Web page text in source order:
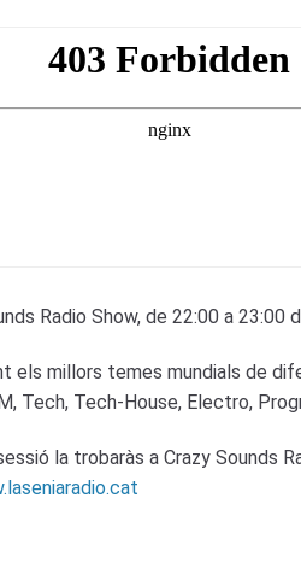
Radio Show, de 22:00 a 23:00
els millors temes mundials de
Tech, Tech-House, Electro,
la trobaràs a Crazy Sounds